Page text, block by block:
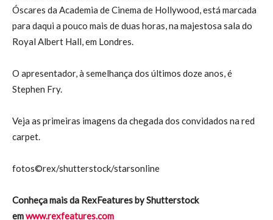
Óscares da Academia de Cinema de Hollywood, está marcada
para daqui a pouco mais de duas horas, na majestosa sala do
Royal Albert Hall, em Londres.
O apresentador, à semelhança dos últimos doze anos, é
Stephen Fry.
Veja as primeiras imagens da chegada dos convidados na red
carpet.
fotos©rex/shutterstock/starsonline
Conheça mais da RexFeatures by Shutterstock
emwww.rexfeatures.com